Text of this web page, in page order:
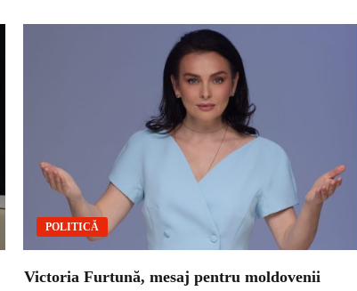
POLITICĂ
Victoria Furtună, mesaj pentru moldovenii